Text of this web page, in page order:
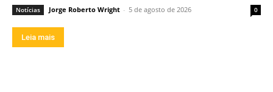
Notícias Jorge Roberto Wright - 5 de agosto de 2026 0
Leia mais